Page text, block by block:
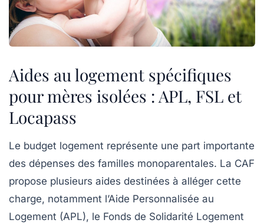
Aides au logement spécifiques
pour mères isolées : APL, FSL et
Locapass
Le budget logement représente une part importante
des dépenses des familles monoparentales. La CAF
propose plusieurs aides destinées à alléger cette
charge, notamment l’Aide Personnalisée au
Logement (APL), le Fonds de Solidarité Logement